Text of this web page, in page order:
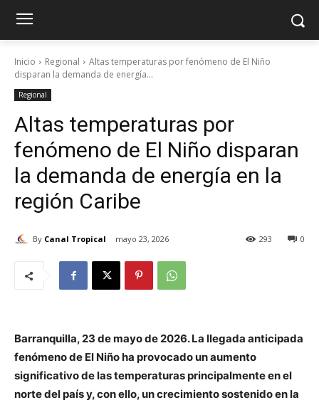
Inicio Regional
Altas temperaturas por fenómeno de El Niño
disparan la demanda de energía...
Regional
Altas temperaturas por
fenómeno de El Niño disparan
la demanda de energía en la
región Caribe
By Canal Tropical mayo 23, 2026 0
293
Barranquilla, 23 de mayo de 2026. La llegada anticipada
fenómeno de El Niño ha provocado un aumento
significativo de las temperaturas principalmente en el
norte del país y, con ello, un crecimiento sostenido en la